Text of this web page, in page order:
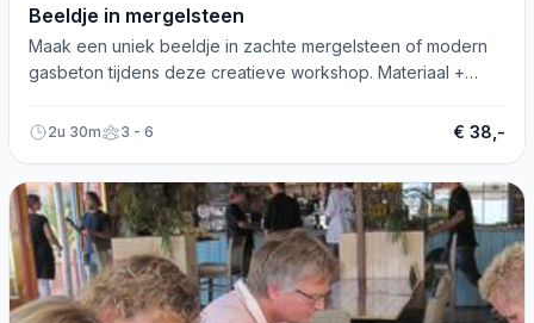
Beeldje in mergelsteen
Maak een uniek beeldje in zachte mergelsteen of modern
gasbeton tijdens deze creatieve workshop. Materiaal +
2u 30m 3 - 6 € 38,-